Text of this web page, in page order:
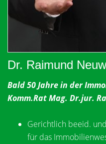
Dr. Raimund
Bald 50 Jahre in der
Komm.Rat Mag. Dr.jur.
Gerichtlich beeid.
für das